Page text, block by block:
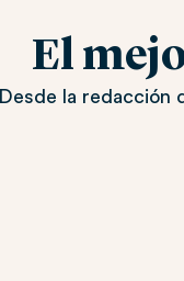
El
Desde la redacción